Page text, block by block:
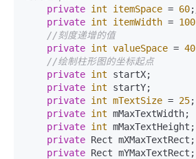
private int itemSpace = 60;
private int itemWidth = 100
//刻度递增的值
private int valueSpace = 40
//绘制柱形图的坐标起点
private int startX;
private int startY;
private int mTextSize = 25;
private int mMaxTextWidth;
private int mMaxTextHeight;
private Rect mXMaxTextRect;
private Rect mYMaxTextRect;